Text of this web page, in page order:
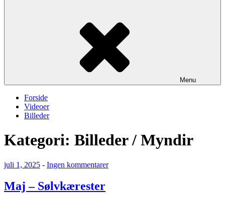
Menu
Forside
Videoer
Billeder
Kategori: Billeder / Myndir
Udgivet
juli 1, 2025 - Ingen kommentarertil
Maj – Sølvkærester